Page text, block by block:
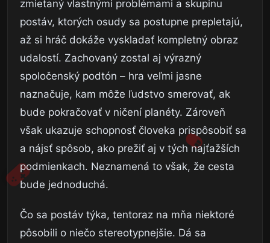
zmietaný vlastnými problémami a skupinu
postáv, ktorých osudy sa postupne prepletajú,
až si hráč dokáže vyskladať kompletný obraz
udalostí. Zachovaný zostal aj výrazný
spoločenský podtón – hra veľmi jasne
naznačuje, kam môže ľudstvo smerovať, ak
bude pokračovať v ničení planéty. Zároveň
však ukazuje schopnosť človeka prispôsobiť sa
a nájsť spôsob, ako prežiť aj v tých najťažších
podmienkach. Neznamená to však, že cesta
bude jednoduchá.
Čo sa postáv týka, tentoraz na mňa niektoré
pôsobili o niečo stereotypnejšie. Dá sa